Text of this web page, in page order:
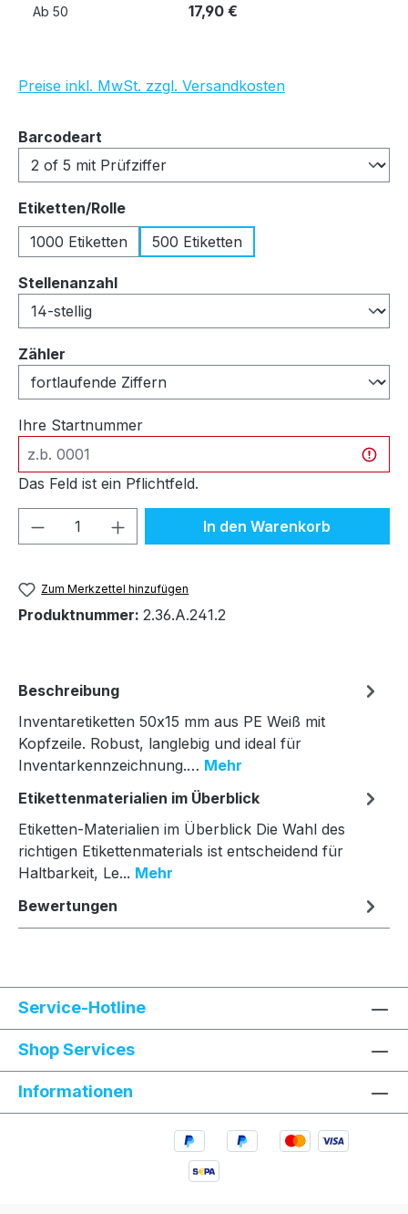
Ab 50 17,90 €
Preise inkl. MwSt. zzgl. Versandkosten
Barcodeart
Etiketten/Rolleauswählen
1000 Etiketten
500 Etiketten
Stellenanzahlauswählen
Zähler
Ihre Startnummer
Das Feld ist ein Pflichtfeld.
Produkt Anzahl: Gib denIn den Warenkorb
Zum Merkzettel hinzufügen
Produktnummer: 2.36.A.241.2
Beschreibung
Inventaretiketten 50x15 mm aus PE Weiß mit
Kopfzeile. Robust, langlebig und ideal für
Inventarkennzeichnung.… Mehr
Etikettenmaterialien im Überblick
Etiketten-Materialien im Überblick Die Wahl des
richtigen Etikettenmaterials ist entscheidend für
Haltbarkeit, Le... Mehr
Bewertungen
Service-Hotline
Shop Services
Informationen